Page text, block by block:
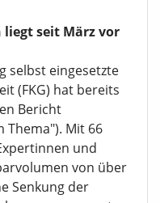
liegt seit März vor
eingesetzte
(FKG) hat bereits
Bericht
Thema"). Mit 66
und